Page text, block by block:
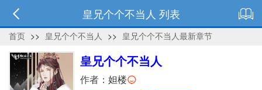
皇兄个个不当人 列表
首页 >> 皇兄个个不当人 >> 皇兄个个不当人最新章节
皇兄个个不当人
作者： 妲楼